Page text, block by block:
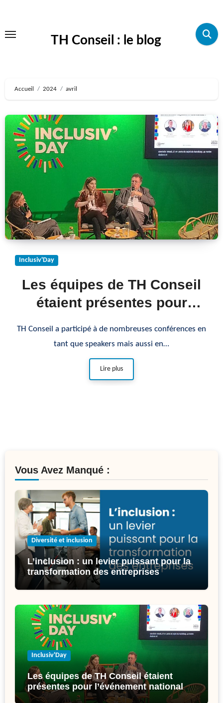
contenu
TH Conseil : le blog
Accueil 2024 avril
Inclusiv'Day
Les équipes de TH Conseil
étaient présentes pour
l’inclusion : l’Inclusiv’Day !
TH Conseil a participé à de nombreuses conférences en
tant que speakers mais aussi en…
Lire plus
Vous Avez Manqué :
Diversité et inclusion
L’inclusion : un levier puissant pour la
transformation des entreprises
Inclusiv'Day
Les équipes de TH Conseil étaient
présentes pour l’événement national
de l’inclusion : l’Inclusiv’Day !